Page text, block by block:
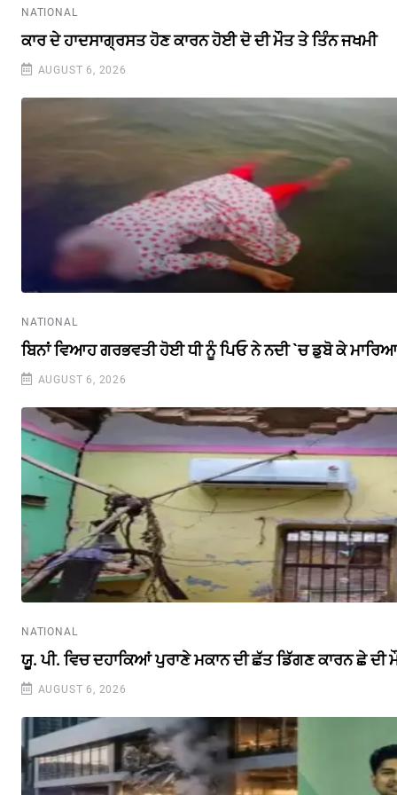
NATIONAL
ਕਾਰ ਦੇ ਹਾਦਸਾਗ੍ਰਸਤ ਹੋਣ ਕਾਰਨ ਹੋਈ ਦੋ ਦੀ ਮੌਤ ਤੇ ਤਿੰਨ ਜਖਮੀ
AUGUST 6, 2026
NATIONAL
ਬਿਨਾਂ ਵਿਆਹ ਗਰਭਵਤੀ ਹੋਈ ਧੀ ਨੂੰ ਪਿਓ ਨੇ ਨਦੀ `ਚ ਡੁਬੋ ਕੇ ਮਾਰਿਆ
AUGUST 6, 2026
NATIONAL
ਯੂ. ਪੀ. ਵਿਚ ਦਹਾਕਿਆਂ ਪੁਰਾਣੇ ਮਕਾਨ ਦੀ ਛੱਤ ਡਿੱਗਣ ਕਾਰਨ ਛੇ ਦੀ
AUGUST 6, 2026